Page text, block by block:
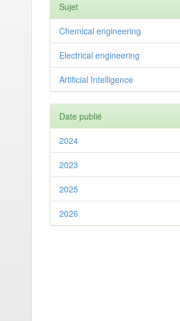
Sujet
Chemical engineering
Electrical engineering
Artificial Intelligence
Date publié
2024
2023
2025
2026